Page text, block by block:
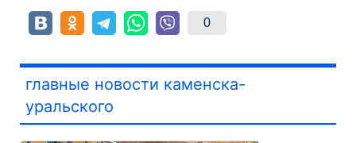
0
главные новости каменска-
уральского